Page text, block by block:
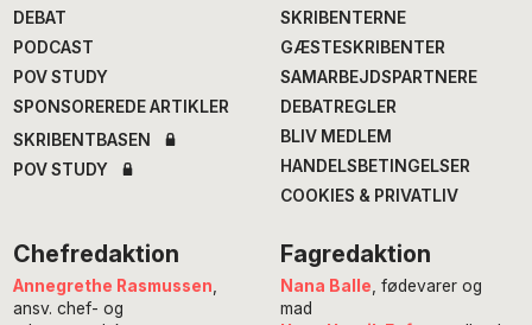
DEBAT
PODCAST
POV STUDY
SPONSOREREDE ARTIKLER
SKRIBENTBASEN
POV STUDY
SKRIBENTERNE
GÆSTESKRIBENTER
SAMARBEJDSPARTNERE
DEBATREGLER
BLIV MEDLEM
HANDELSBETINGELSER
COOKIES & PRIVATLIV
Chefredaktion
Annegrethe Rasmussen
ansv. chef- og
Fagredaktion
Nana Balle , fødevarer og
mad